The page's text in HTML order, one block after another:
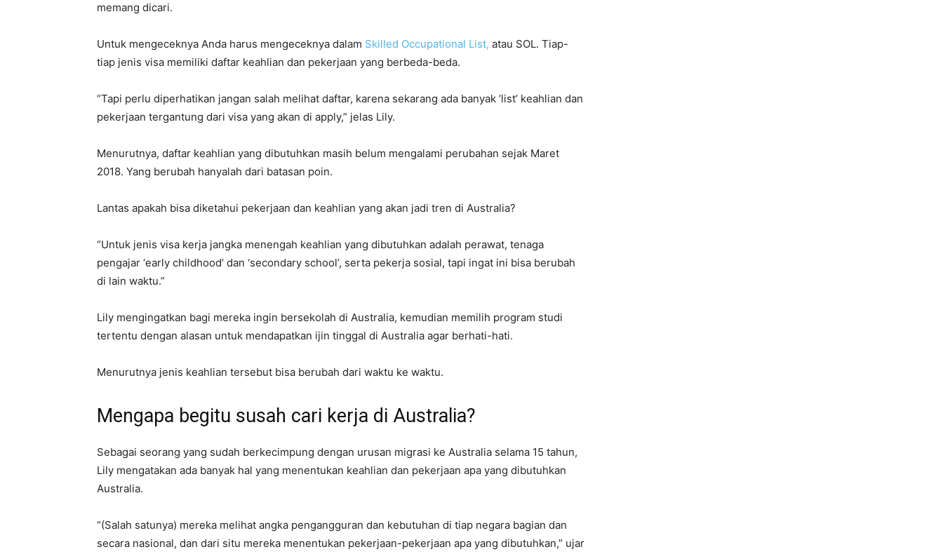
memang dicari.
Untuk mengeceknya Anda harus mengeceknya dalam Skilled Occupational List, atau SOL. Tiap-
tiap jenis visa memiliki daftar keahlian dan pekerjaan yang berbeda-beda.
“Tapi perlu diperhatikan jangan salah melihat daftar, karena sekarang ada banyak ‘list’ keahlian dan
pekerjaan tergantung dari visa yang akan di apply,” jelas Lily.
Menurutnya, daftar keahlian yang dibutuhkan masih belum mengalami perubahan sejak Maret
2018. Yang berubah hanyalah dari batasan poin.
Lantas apakah bisa diketahui pekerjaan dan keahlian yang akan jadi tren di Australia?
“Untuk jenis visa kerja jangka menengah keahlian yang dibutuhkan adalah perawat, tenaga
pengajar ‘early childhood’ dan ‘secondary school’, serta pekerja sosial, tapi ingat ini bisa berubah
di lain waktu.”
Lily mengingatkan bagi mereka ingin bersekolah di Australia, kemudian memilih program studi
tertentu dengan alasan untuk mendapatkan ijin tinggal di Australia agar berhati-hati.
Menurutnya jenis keahlian tersebut bisa berubah dari waktu ke waktu.
Mengapa begitu susah cari kerja di Australia?
Sebagai seorang yang sudah berkecimpung dengan urusan migrasi ke Australia selama 15 tahun,
Lily mengatakan ada banyak hal yang menentukan keahlian dan pekerjaan apa yang dibutuhkan
Australia.
“(Salah satunya) mereka melihat angka pengangguran dan kebutuhan di tiap negara bagian dan
secara nasional, dan dari situ mereka menentukan pekerjaan-pekerjaan apa yang dibutuhkan,” ujar